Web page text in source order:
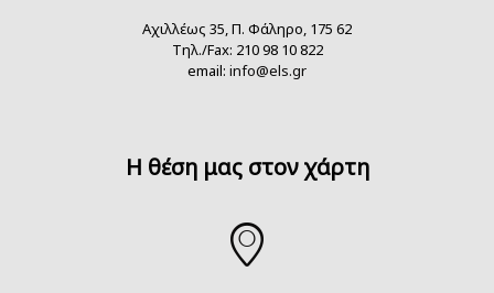
Αχιλλέως 35, Π. Φάληρο, 175 62
Τηλ./Fax: 210 98 10 822
email: info@els.gr
H θέση μας στον χάρτη